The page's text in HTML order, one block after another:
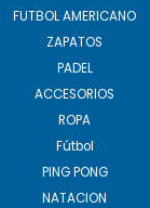
FUTBOL AMERICANO
ZAPATOS
PADEL
ACCESORIOS
ROPA
Fútbol
PING PONG
NATACION